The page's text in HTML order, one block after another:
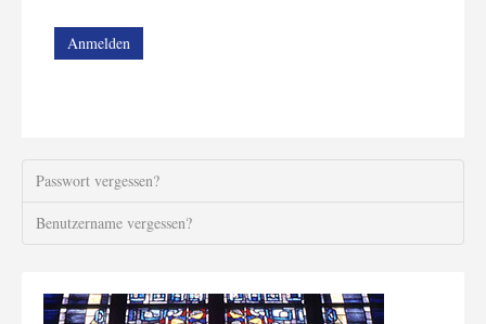
Anmelden
Passwort vergessen?
Benutzername vergessen?